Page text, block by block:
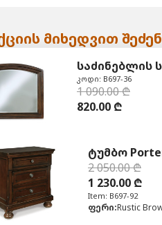
მიხედვით
საძინებლის
კოდი: B697-36
1 090.00 ₾
820.00 ₾
ტუმბო
2 050.00 ₾
1 230.00 ₾
Item: B697-92
ფერი:Rustic